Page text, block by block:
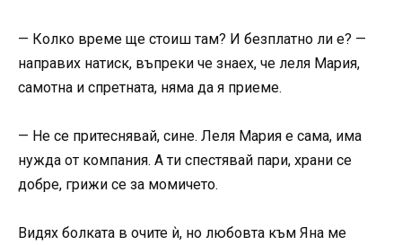
— Колко време ще стоиш там? И безплатно ли е? —
направих натиск, въпреки че знаех, че леля Мария,
самотна и спретната, няма да я приеме.
— Не се притеснявай, сине. Леля Мария е сама, има
нужда от компания. А ти спестявай пари, храни се
добре, грижи се за момичето.
Видях болката в очите ѝ, но любовта към Яна ме